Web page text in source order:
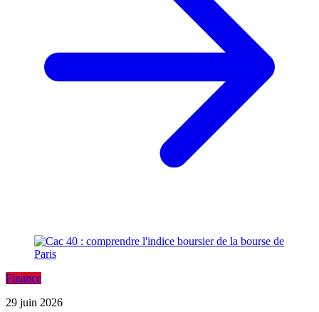
Finance
29 juin 2026